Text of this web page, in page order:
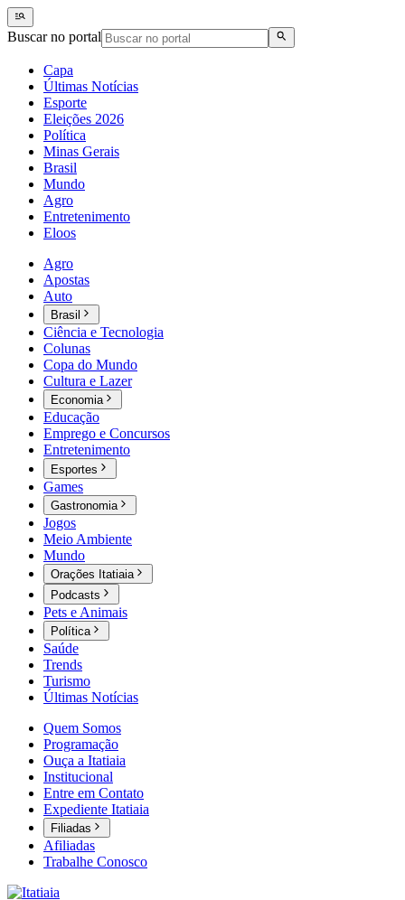
Buscar no portal
Capa
Últimas Notícias
Esporte
Eleições 2026
Política
Minas Gerais
Brasil
Mundo
Agro
Entretenimento
Eloos
Agro
Apostas
Auto
Brasil
Ciência e Tecnologia
Colunas
Copa do Mundo
Cultura e Lazer
Economia
Educação
Emprego e Concursos
Entretenimento
Esportes
Games
Gastronomia
Jogos
Meio Ambiente
Mundo
Orações Itatiaia
Podcasts
Pets e Animais
Política
Saúde
Trends
Turismo
Últimas Notícias
Quem Somos
Programação
Ouça a Itatiaia
Institucional
Entre em Contato
Expediente Itatiaia
Filiadas
Afiliadas
Trabalhe Conosco